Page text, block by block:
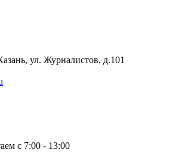
ул. Журналистов, д.101
с 7:00 - 13:00